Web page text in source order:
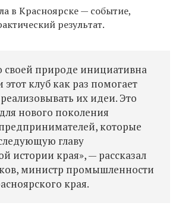
в Красноярске — событие,
результат.
природе инициативна
этот клуб как раз помогает
их идеи. Это
нового поколения
которые
главу
истории края», — рассказал
министр промышленности
края.